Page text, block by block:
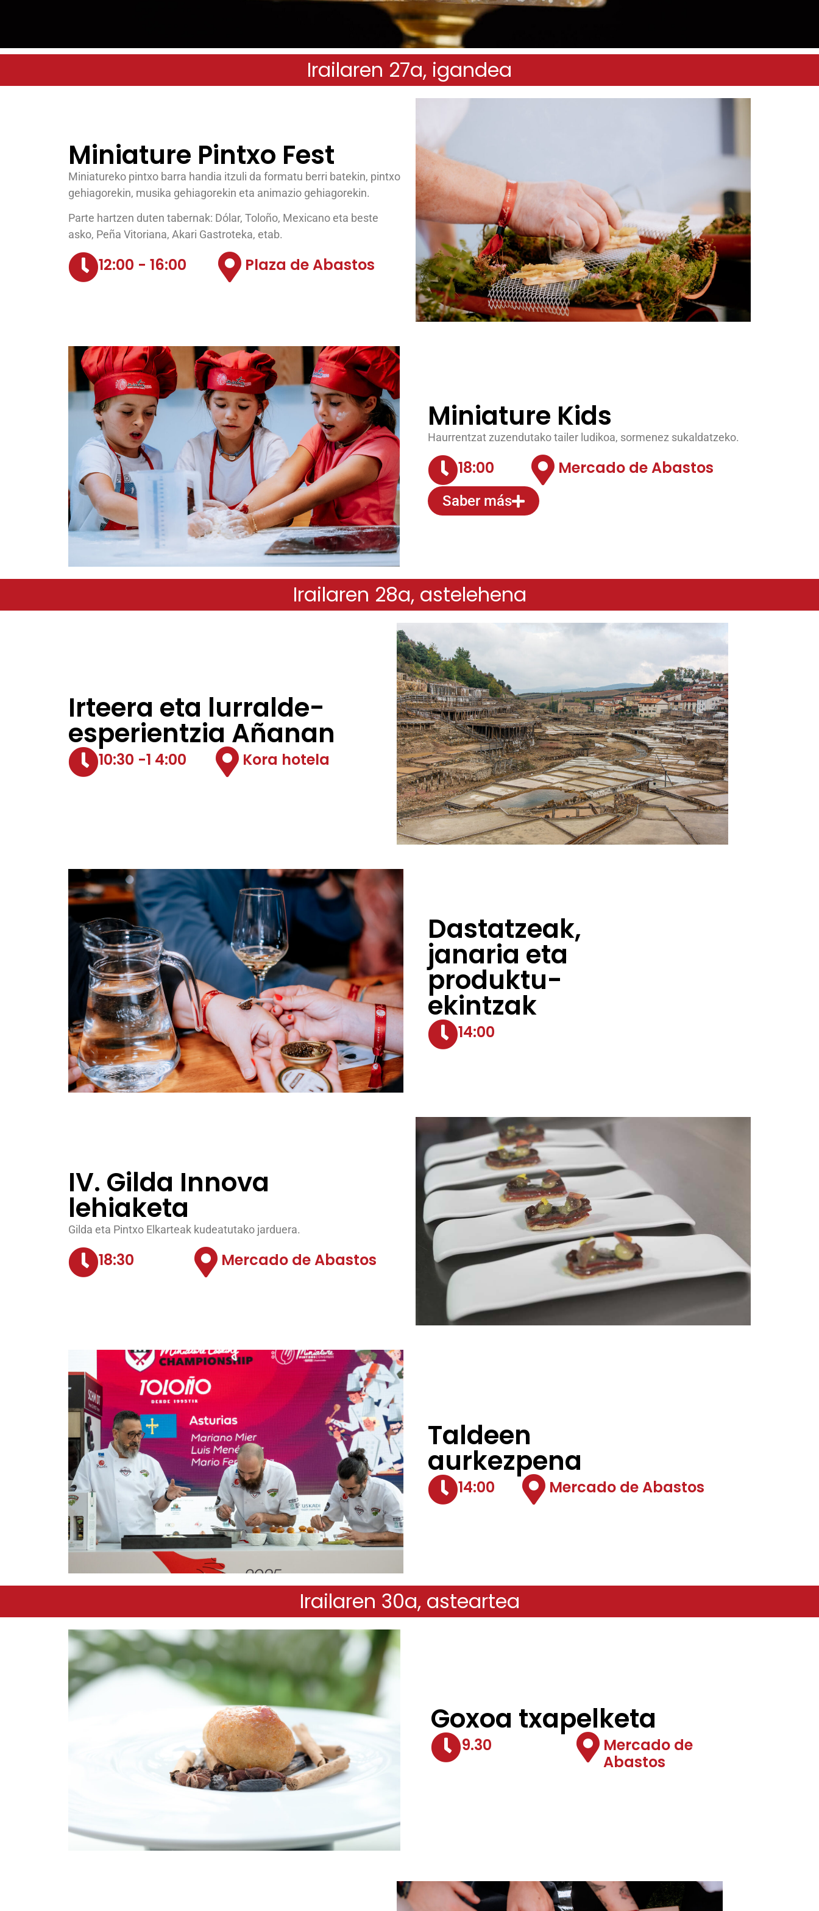
Irailaren 27a, igandea
Miniature Pintxo Fest
Miniatureko pintxo barra handia itzuli da formatu berri batekin, pintxo
gehiagorekin, musika gehiagorekin eta animazio gehiagorekin.
Parte hartzen duten tabernak: Dólar, Toloño, Mexicano eta beste
asko, Peña Vitoriana, Akari Gastroteka, etab.
12:00 - 16:00 Plaza de Abastos
Miniature Kids
Haurrentzat zuzendutako tailer ludikoa, sormenez sukaldatzeko.
18:00 Mercado de Abastos
Saber más
Irailaren 28a, astelehena
Irteera eta lurralde-
esperientzia Añanan
10:30 -1 4:00 Kora hotela
Dastatzeak,
janaria eta
produktu-
ekintzak
14:00
IV. Gilda Innova
lehiaketa
Gilda eta Pintxo Elkarteak kudeatutako jarduera.
18:30 Mercado de Abastos
Taldeen
aurkezpena
14:00 Mercado de Abastos
Irailaren 30a, asteartea
Goxoa txapelketa
9.30
Mercado de
Abastos